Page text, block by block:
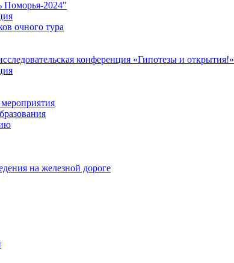
2024"
очного тура
конференция «Гипотезы и открытия!»
на железной дороге